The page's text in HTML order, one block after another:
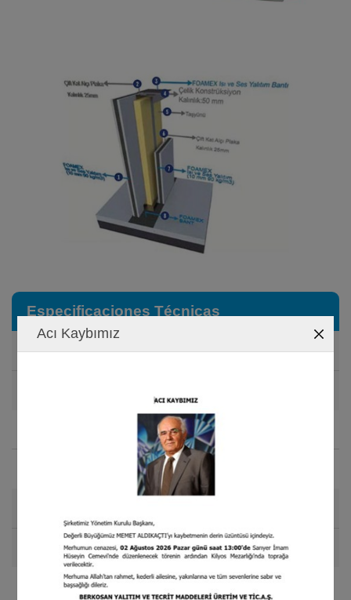
Especificaciones Técnicas
Densidad
NORM: EN 823
1.60 x 30 m
Absorción de Agua
Acı Kaybımız